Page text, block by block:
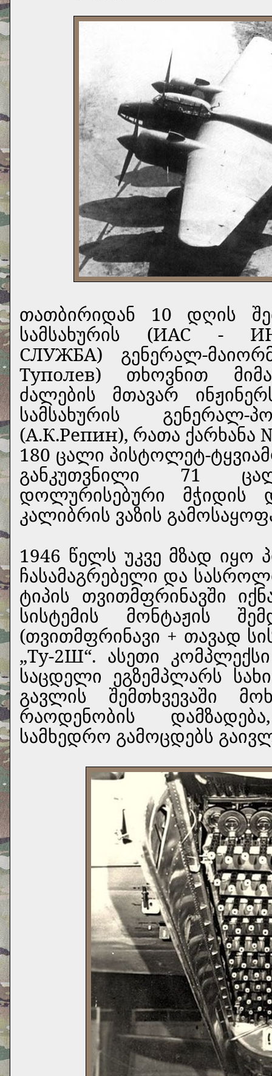
თათბირიდან 10 დღის
სამსახურის (ИАС -
СЛУЖБА) გენერალ-
Туполев) თხოვნით
ძალების მთავარ
სამსახურის
(А.К.Репин), რათა ქარხანა
180 ცალი პისტოლეტ-
განკუთვნილი 71
დოლურისებური მჭიდის
კალიბრის ვაზის
1946 წელს უკვე მზად იყო
ჩასამაგრებელი და
ტიპის თვითმფრინავში
სისტემის მონტაჟის
(თვითმფრინავი + თავად
„Ту-2Ш“. ასეთი
საცდელი ეგზემპლარს
გავლის შემთხვევაში
რაოდენობის
სამხედრო გამოცდებს